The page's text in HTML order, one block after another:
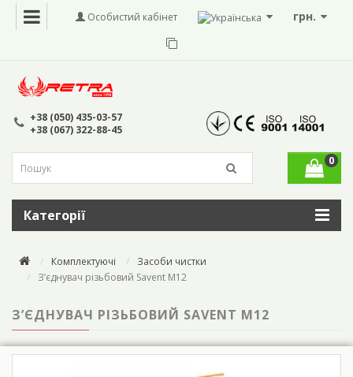
грн.
Особистий кабінет
+38 (050) 435-03-57
+38 (067) 322-88-45
0
Категорії
Комплектуючі
Засоби чистки
З’єднувач різьбовий Savent М12
З’ЄДНУВАЧ РІЗЬБОВИЙ SAVENT М12